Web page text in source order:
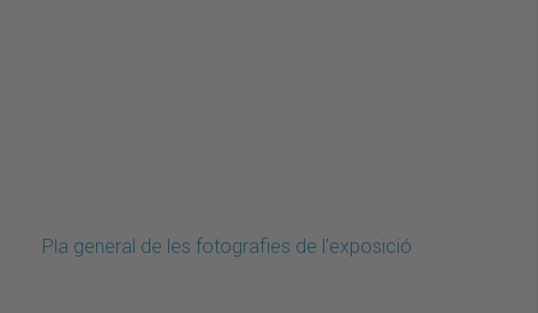
Pla general de les fotografies de l'exposició